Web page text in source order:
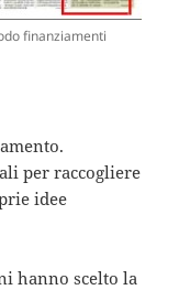
finanziamenti
per raccogliere
idee
hanno scelto la